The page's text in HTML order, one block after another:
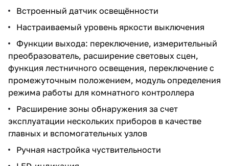
Встроенный датчик освещённости
Настраиваемый уровень яркости выключения
Функции выхода: переключение, измерительный
преобразователь, расширение световых сцен,
функция лестничного освещения, переключение с
промежуточным положением, модуль определения
режима работы для комнатного контроллера
Расширение зоны обнаружения за счет
эксплуатации нескольких приборов в качестве
главных и вспомогательных узлов
Ручная настройка чуствительности